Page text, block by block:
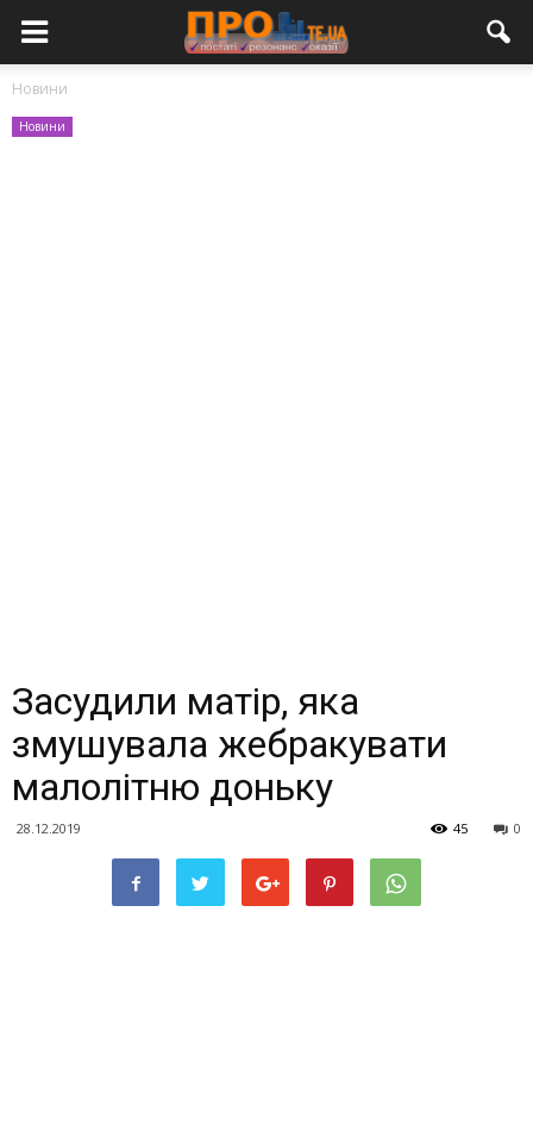
Новини
Новини
Засудили матір, яка
змушувала жебракувати
малолітню доньку
28.12.2019 0
45